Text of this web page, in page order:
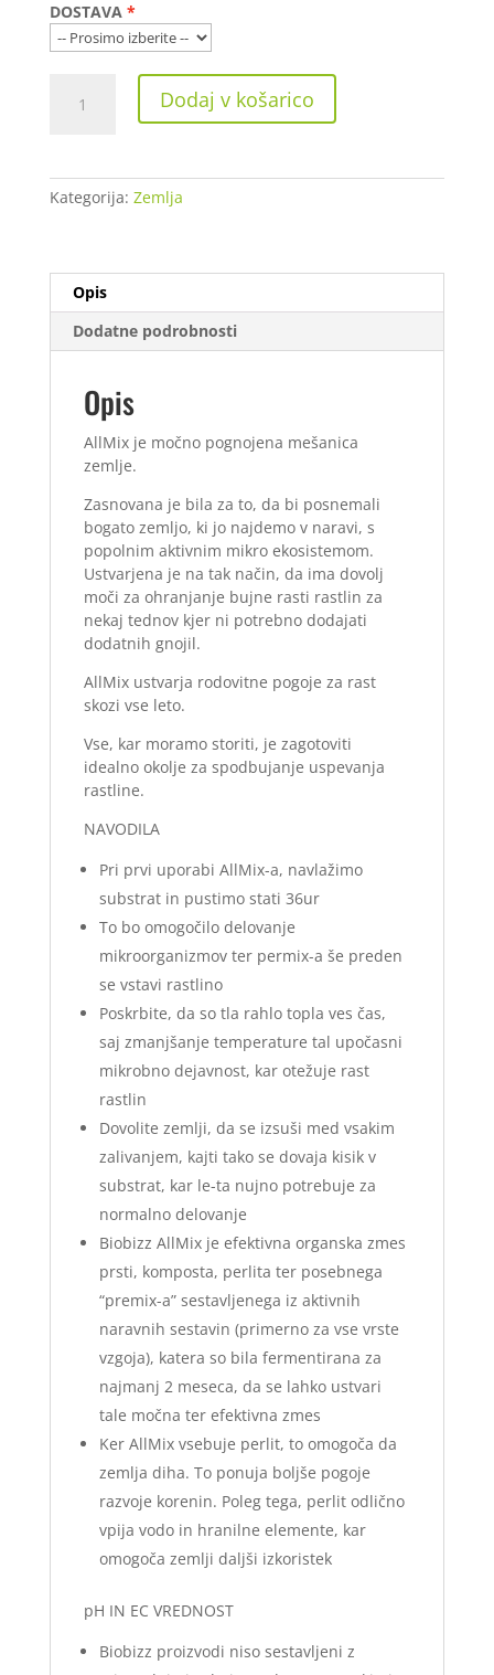
DOSTAVA
AllMix
količina
Dodaj v košarico
Kategorija: Zemlja
Opis
Dodatne podrobnosti
Opis
AllMix je močno pognojena mešanica
zemlje.
Zasnovana je bila za to, da bi posnemali
bogato zemljo, ki jo najdemo v naravi, s
popolnim aktivnim mikro ekosistemom.
Ustvarjena je na tak način, da ima dovolj
moči za ohranjanje bujne rasti rastlin za
nekaj tednov kjer ni potrebno dodajati
dodatnih gnojil.
AllMix ustvarja rodovitne pogoje za rast
skozi vse leto.
Vse, kar moramo storiti, je zagotoviti
idealno okolje za spodbujanje uspevanja
rastline.
NAVODILA
Pri prvi uporabi AllMix-a, navlažimo
substrat in pustimo stati 36ur
To bo omogočilo delovanje
mikroorganizmov ter permix-a še preden
se vstavi rastlino
Poskrbite, da so tla rahlo topla ves čas,
saj zmanjšanje temperature tal upočasni
mikrobno dejavnost, kar otežuje rast
rastlin
Dovolite zemlji, da se izsuši med vsakim
zalivanjem, kajti tako se dovaja kisik v
substrat, kar le-ta nujno potrebuje za
normalno delovanje
Biobizz AllMix je efektivna organska zmes
prsti, komposta, perlita ter posebnega
“premix-a” sestavljenega iz aktivnih
naravnih sestavin (primerno za vse vrste
vzgoja), katera so bila fermentirana za
najmanj 2 meseca, da se lahko ustvari
tale močna ter efektivna zmes
Ker AllMix vsebuje perlit, to omogoča da
zemlja diha. To ponuja boljše pogoje
razvoje korenin. Poleg tega, perlit odlično
vpija vodo in hranilne elemente, kar
omogoča zemlji daljši izkoristek
pH IN EC VREDNOST
Biobizz proizvodi niso sestavljeni z